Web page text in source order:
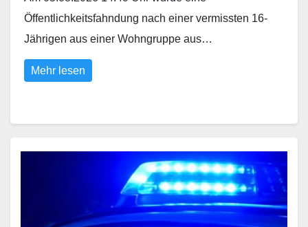
Öffentlichkeitsfahndung nach einer vermissten 16-
Jährigen aus einer Wohngruppe aus…
Mehr lesen